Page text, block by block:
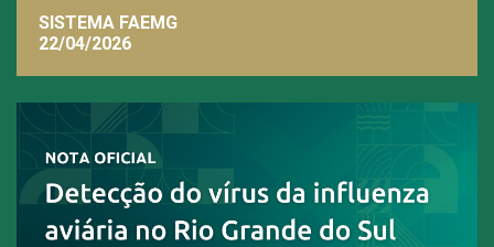
SISTEMA FAEMG
22/04/2026